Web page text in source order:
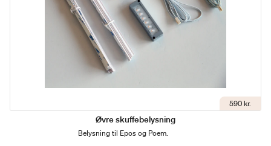
590 kr.
Øvre skuffebelysning
Belysning til Epos og Poem.